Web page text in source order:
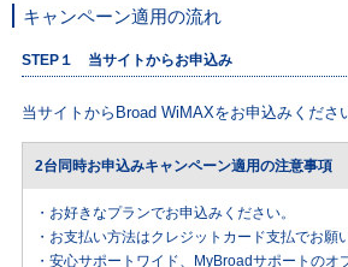
キャンペーン適用の流れ
STEP１ 当サイトからお申込み
当サイトからBroad WiMAXをお申込みくださ
2台同時お申込みキャンペーン適用の注意事項
・お好きなプランでお申込みください。
・お支払い方法はクレジットカード支払でお願
・安心サポートワイド、MyBroadサポートのオ